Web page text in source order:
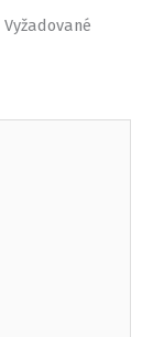
Vyžadované